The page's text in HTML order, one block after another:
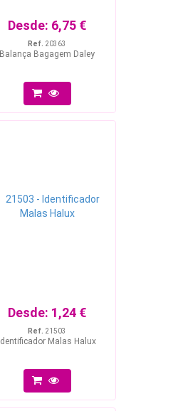
Desde: 6,75 €
Ref. 20363
Balança Bagagem Daley
Desde: 1,24 €
Ref. 21503
Identificador Malas Halux